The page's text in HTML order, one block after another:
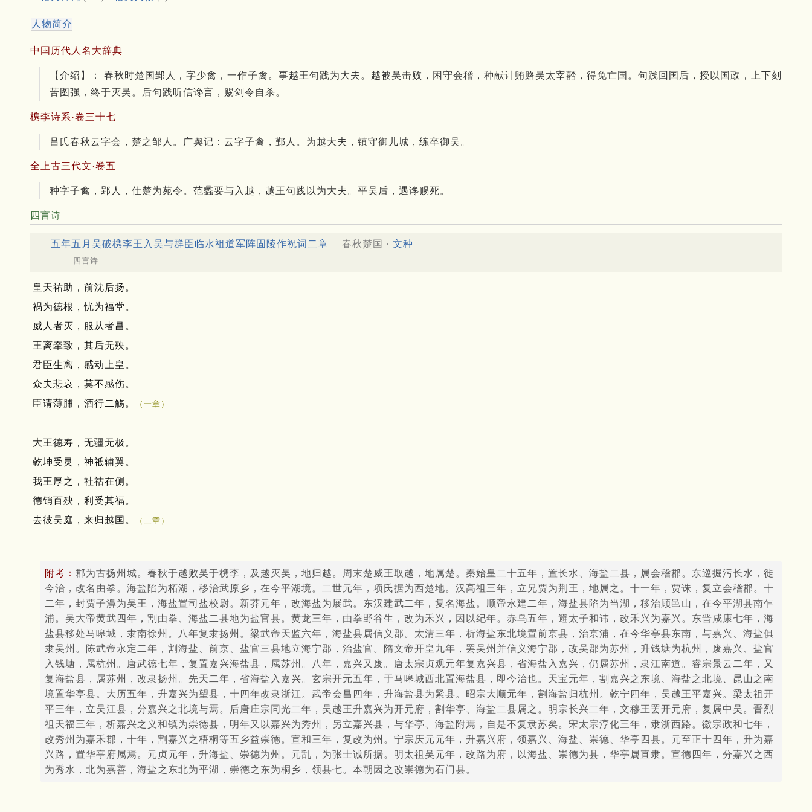
人物简介
中国历代人名大辞典
【介绍】： 春秋时楚国郢人，字少禽，一作子禽。事越王句践为大夫。越被吴击败，困守会稽，种献计贿赂吴太宰嚭，得免亡国。句践回国后，授以国政，上下刻
苦图强，终于灭吴。后句践听信谗言，赐剑令自杀。
槜李诗系·卷三十七
吕氏春秋云字会，楚之邹人。广舆记：云字子禽，鄞人。为越大夫，镇守御儿城，练卒御吴。
全上古三代文·卷五
种字子禽，郢人，仕楚为苑令。范蠡要与入越，越王句践以为大夫。平吴后，遇谗赐死。
四言诗
五年五月吴破槜李王入吴与群臣临水祖道军阵固陵作祝词二章 春秋楚国 · 文种
四言诗
皇天祐助，前沈后扬。
祸为德根，忧为福堂。
威人者灭，服从者昌。
王离牵致，其后无殃。
君臣生离，感动上皇。
众夫悲哀，莫不感伤。
臣请薄脯，酒行二觞。
（一章）
大王德寿，无疆无极。
乾坤受灵，神祗辅翼。
我王厚之，社祜在侧。
德销百殃，利受其福。
去彼吴庭，来归越国。
（二章）
附考： 郡为古扬州城。春秋于越败吴于槜李，及越灭吴，地归越。周末楚威王取越，地属楚。秦始皇二十五年，置长水、海盐二县，属会稽郡。东巡掘污长水，徙
今治，改名由拳。海盐陷为柘湖，移治武原乡，在今平湖境。二世元年，项氏据为西楚地。汉高祖三年，立兄贾为荆王，地属之。十一年，贾诛，复立会稽郡。十
二年，封贾子濞为吴王，海盐置司盐校尉。新莽元年，改海盐为展武。东汉建武二年，复名海盐。顺帝永建二年，海盐县陷为当湖，移治顾邑山，在今平湖县南乍
浦。吴大帝黄武四年，割由拳、海盐二县地为盐官县。黄龙三年，由拳野谷生，改为禾兴，因以纪年。赤乌五年，避太子和讳，改禾兴为嘉兴。东晋咸康七年，海
盐县移处马嗥城，隶南徐州。八年复隶扬州。梁武帝天监六年，海盐县属信义郡。太清三年，析海盐东北境置前京县，治京浦，在今华亭县东南，与嘉兴、海盐俱
隶吴州。陈武帝永定二年，割海盐、前京、盐官三县地立海宁郡，治盐官。隋文帝开皇九年，罢吴州并信义海宁郡，改吴郡为苏州，升钱塘为杭州，废嘉兴、盐官
入钱塘，属杭州。唐武德七年，复置嘉兴海盐县，属苏州。八年，嘉兴又废。唐太宗贞观元年复嘉兴县，省海盐入嘉兴，仍属苏州，隶江南道。睿宗景云二年，又
复海盐县，属苏州，改隶扬州。先天二年，省海盐入嘉兴。玄宗开元五年，于马嗥城西北置海盐县，即今治也。天宝元年，割嘉兴之东境、海盐之北境、昆山之南
境置华亭县。大历五年，升嘉兴为望县，十四年改隶浙江。武帝会昌四年，升海盐县为紧县。昭宗大顺元年，割海盐归杭州。乾宁四年，吴越王平嘉兴。梁太祖开
平三年，立吴江县，分嘉兴之北境与焉。后唐庄宗同光二年，吴越王升嘉兴为开元府，割华亭、海盐二县属之。明宗长兴二年，文穆王罢开元府，复属中吴。晋烈
祖天福三年，析嘉兴之义和镇为崇德县，明年又以嘉兴为秀州，另立嘉兴县，与华亭、海盐附焉，自是不复隶苏矣。宋太宗淳化三年，隶浙西路。徽宗政和七年，
改秀州为嘉禾郡，十年，割嘉兴之梧桐等五乡益崇德。宣和三年，复改为州。宁宗庆元元年，升嘉兴府，领嘉兴、海盐、崇德、华亭四县。元至正十四年，升为嘉
兴路，置华亭府属焉。元贞元年，升海盐、崇德为州。元乱，为张士诚所据。明太祖吴元年，改路为府，以海盐、崇德为县，华亭属直隶。宣德四年，分嘉兴之西
为秀水，北为嘉善，海盐之东北为平湖，崇德之东为桐乡，领县七。本朝因之改崇德为石门县。